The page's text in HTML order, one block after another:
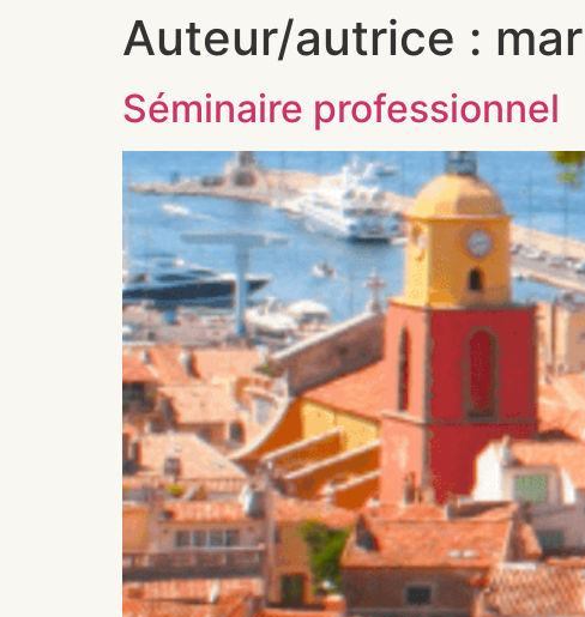
Auteur/autrice :
Séminaire professionnel